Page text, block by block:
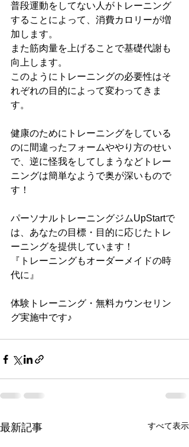
普段運動をしてない人がトレーニング
することによって、消費カロリーが増
加します。
また筋肉量を上げることで基礎代謝も
向上します。
このようにトレーニングの必要性はそ
れぞれの目的によって変わってきま
す。
健康のためにトレーニングをしている
のに間違ったフォームややり方のせい
で、逆に怪我をしてしまうなどトレー
ニングは簡単なようで奥が深いもので
す！
パーソナルトレーニングジムUpStartで
は、あなたの目標・目的に応じたトレ
ーニングを提供しています！
『トレーニングもオーダーメイドの時
代に』
体験トレーニング・無料カウンセリン
グ実施中です♪
最新記事 すべて表示